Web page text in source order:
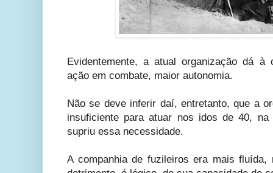
Evidentemente, a atual organização dá à
ação em combate, maior autonomia.
Não se deve inferir daí, entretanto, que a
insuficiente para atuar nos idos de 40,
supriu essa necessidade.
A companhia de fuzileiros era mais fluída,